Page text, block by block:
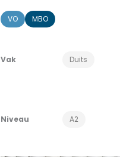
VO MBO
Vak Duits
Niveau A2